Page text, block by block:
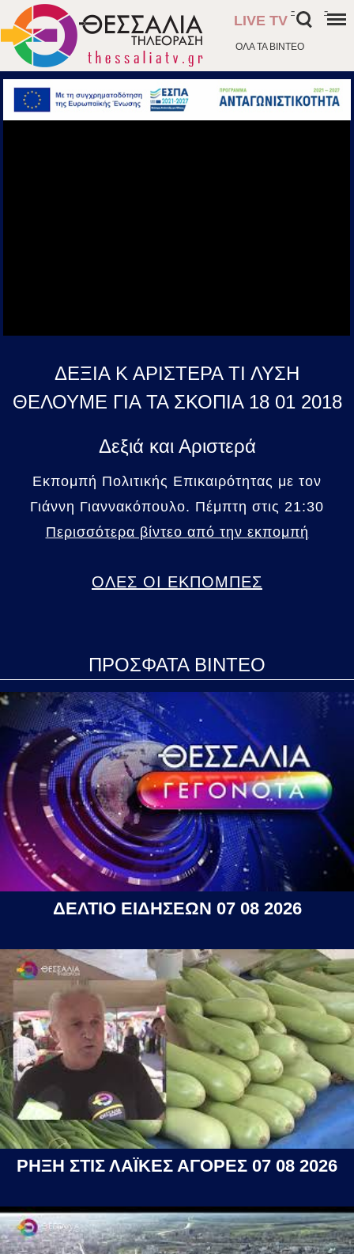
ΟΛΑ ΤΑ ΒΙΝΤΕΟ
LIVE TV
- -
ΔΕΞΙΑ Κ ΑΡΙΣΤΕΡΑ ΤΙ ΛΥΣΗ
ΘΕΛΟΥΜΕ ΓΙΑ ΤΑ ΣΚΟΠΙΑ 18 01 2018
Δεξιά και Αριστερά
Εκπομπή Πολιτικής Επικαιρότητας με τον
Γιάννη Γιαννακόπουλο. Πέμπτη στις 21:30
Περισσότερα βίντεο από την εκπομπή
ΟΛΕΣ ΟΙ ΕΚΠΟΜΠΕΣ
ΠΡΟΣΦΑΤΑ ΒΙΝΤΕΟ
ΔΕΛΤΙΟ ΕΙΔΗΣΕΩΝ 07 08 2026
ΡΗΞΗ ΣΤΙΣ ΛΑΪΚΕΣ ΑΓΟΡΕΣ 07 08 2026